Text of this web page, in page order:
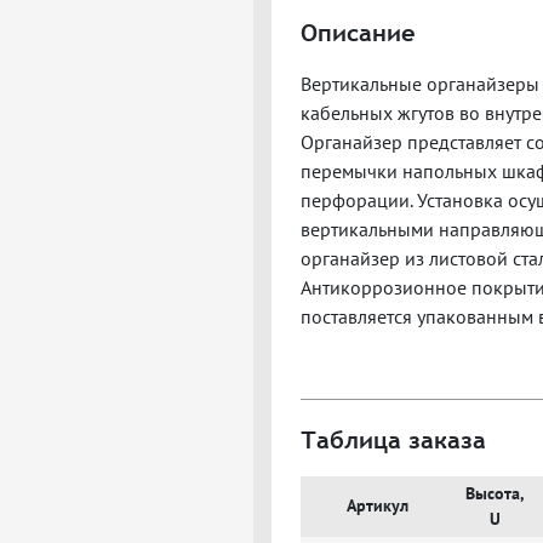
Описание
Вертикальные
кабельных жгутов во
Органайзер представляет
перемычки напольных
перфорации. Установка
вертикальными
органайзер из листовой
Антикоррозионное
поставляется упакованным
Таблица заказа
Артикул
Высота,
U